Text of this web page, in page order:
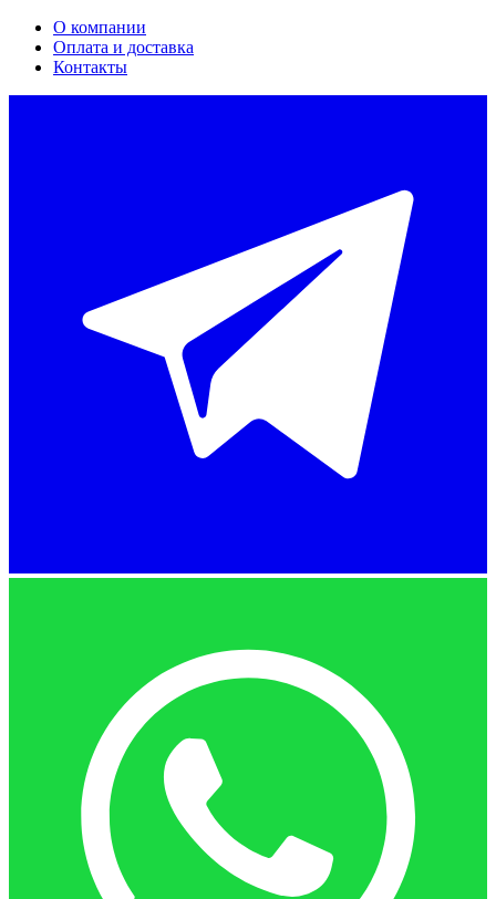
О компании
Оплата и доставка
Контакты